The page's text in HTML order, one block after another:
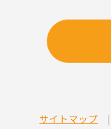
サイトマップ